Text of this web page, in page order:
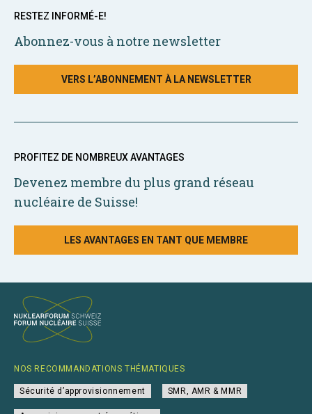
RESTEZ INFORMÉ-E!
Abonnez-vous à notre newsletter
VERS L’ABONNEMENT À LA NEWSLETTER
PROFITEZ DE NOMBREUX AVANTAGES
Devenez membre du plus grand réseau
nucléaire de Suisse!
LES AVANTAGES EN TANT QUE MEMBRE
NOS RECOMMANDATIONS THÉMATIQUES
Sécurité d’approvisionnement SMR, AMR & MMR